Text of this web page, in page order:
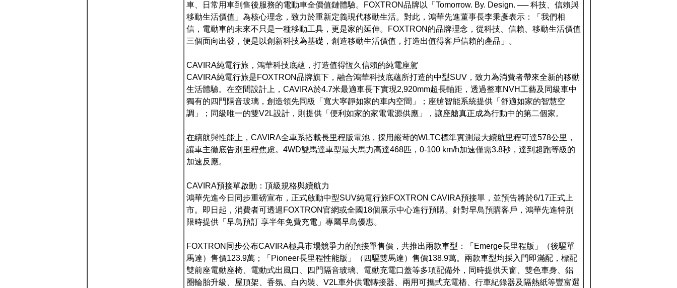
車、日常用車到售後服務的電動車全價值鏈體驗。FOXTRON品牌以「Tomorrow. By. Design. ── 科技、信賴與
移動生活價值」為核心理念，致力於重新定義現代移動生活。對此，鴻華先進董事長李秉彥表示：「我們相
信，電動車的未來不只是一種移動工具，更是家的延伸。FOXTRON的品牌理念，從科技、信賴、移動生活價值
三個面向出發，便是以創新科技為基礎，創造移動生活價值，打造出值得客戶信賴的產品」。
CAVIRA純電行旅，鴻華科技底蘊，打造值得恆久信賴的純電座駕
CAVIRA純電行旅是FOXTRON品牌旗下，融合鴻華科技底蘊所打造的中型SUV，致力為消費者帶來全新的移動
生活體驗。在空間設計上，CAVIRA於4.7米最適車長下實現2,920mm超長軸距，透過整車NVH工藝及同級車中
獨有的四門隔音玻璃，創造領先同級「寬大寧靜如家的車內空間」；座艙智能系統提供「舒適如家的智慧空
調」；同級唯一的雙V2L設計，則提供「便利如家的家電電源供應」，讓座艙真正成為行動中的第二個家。
在續航與性能上，CAVIRA全車系搭載長里程版電池，採用嚴苛的WLTC標準實測最大續航里程可達578公里，
讓車主徹底告別里程焦慮。4WD雙馬達車型最大馬力高達468匹，0-100 km/h加速僅需3.8秒，達到超跑等級的
加速反應。
CAVIRA預接單啟動：頂級規格與續航力
鴻華先進今日同步重磅宣布，正式啟動中型SUV純電行旅FOXTRON CAVIRA預接單，並預告將於6/17正式上
市。即日起，消費者可透過FOXTRON官網或全國18個展示中心進行預購。針對早鳥預購客戶，鴻華先進特別
限時提供「早鳥預訂 享半年免費充電」專屬早鳥優惠。
FOXTRON同步公布CAVIRA極具市場競爭力的預接單售價，共推出兩款車型：「Emerge長里程版」（後驅單
馬達）售價123.9萬；「Pioneer長里程性能版」（四驅雙馬達）售價138.9萬。兩款車型均採入門即滿配，標配
雙前座電動座椅、電動式出風口、四門隔音玻璃、電動充電口蓋等多項配備外，同時提供天窗、雙色車身、鋁
圈輪胎升級、屋頂架、香氛、白內裝、V2L車外供電轉接器、兩用可攜式充電樁、行車紀錄器及隔熱紙等豐富選